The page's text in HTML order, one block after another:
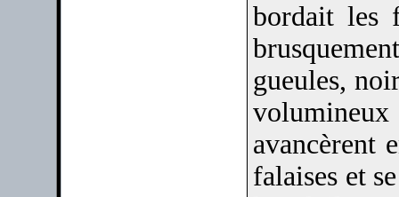
bordait les
gueules,
avancèrent
falaises et